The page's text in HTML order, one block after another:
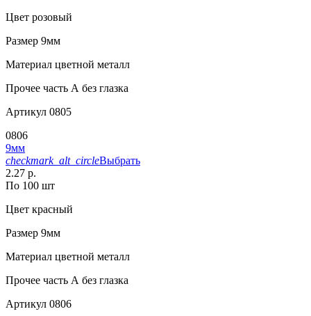
Цвет розовый
Размер 9мм
Материал цветной металл
Прочее часть А без глазка
Артикул 0805
0806
9мм
checkmark_alt_circleВыбрать
2.27 р.
По 100 шт
Цвет красный
Размер 9мм
Материал цветной металл
Прочее часть А без глазка
Артикул 0806